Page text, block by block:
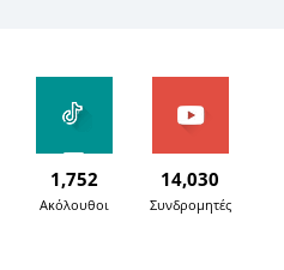
1,752
Ακόλουθοι
14,030
Συνδρομητές